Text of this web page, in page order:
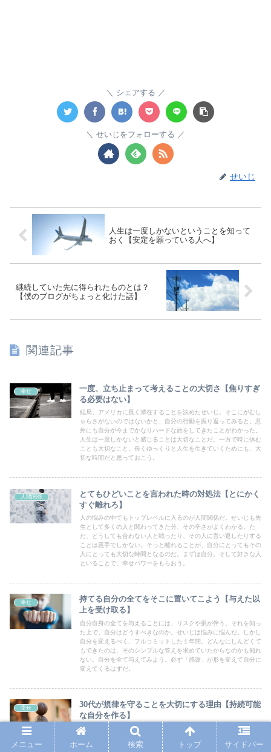
シェアする
せいじをフォローする
せいじ
人生は一度しかないということを知って
おく【安定を願っている人へ】
継続していた先に得られたものとは？
【僕のブログがちょっと化けた話】
関連記事
幸せ
一度、立ち止まって考えることの大切さ【焦りすぎ
る必要はない】
結局、アメリカに長く滞在することを決めたせいじ。そこにがむし
ゃらさがないのではないかと、自分の行動を振り返ってみると、意
外にも自分が今までかなりハードな旅をしてきたことがわかった。
人生は一度しかないと感じることは大切なことだ。一方で時に休む
ことも大切なこと。長くゆっくりと人生を生きていくためにも、大
切な時間だと思っておこう。
人間関係
とてもひどいことを言われた時の対処法【とにかく
すぐ離れろ】
人の悩みの中でもトップレベルに入るのが人間関係だ。せいじも先
生として多くの人と関わってきた分、その辛さがよくわかる。た
だ、どうしても合わない人と戦ったり、その人に言い返したりする
ことは悪手でしかない。そっと離れることが、自分にとってもその
人にとっても大切な時間となるのだ。まずは自分。そして好きな人
といることで、幸せパワーをもらおう。
幸せ
持てる自分の全てをそこに置いてこよう【与えた以
上を受け取る】
自分自身の全てを与えることには、リスクや損が伴う。それを知っ
た上で、自分はどうすべきなのか。せいじは悩みに悩んだ。しかし
自分を変えるべく、フルコミットした１年間。どんなにしんどくて
もできたのは、そのシンプルな答えを求めていたからなのかも知れ
ない。自分を全て与えてみよう。必ず「感謝」が形を変えて自分に
変えてくるはずだ。
幸せ
30代が規律を守ることを大切にする理由【持続可能
な自分を作る】
規律とは、すずきの大好きな言葉である。とはいえ以前は不摂生な
日々を過ごしていたものだ。習慣化や継続、自制心や清貧さを人生
のルーティンに取り入れていくと、今まで気づかなかったことに気
メニュー ホーム 検索 トップ サイドバー